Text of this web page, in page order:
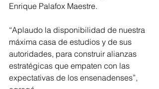
Enrique Palafox Maestre.
“Aplaudo la disponibilidad de nuestra
máxima casa de estudios y de sus
autoridades, para construir alianzas
estratégicas que empaten con las
expectativas de los ensenadenses”,